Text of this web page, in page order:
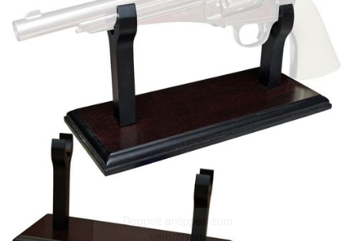
Doppelt antippen zum
vergrößern